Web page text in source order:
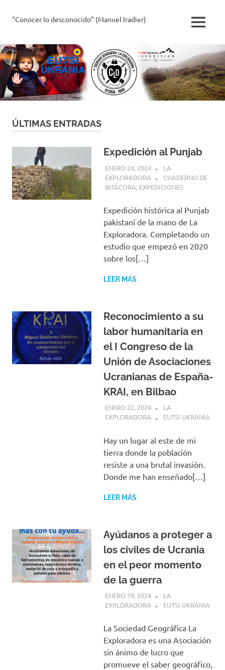
La
Exploradora
"Conocer lo desconocido" (Manuel Iradier)
MENÚ
ÚLTIMAS ENTRADAS
Expedición al Punjab
ENERO 24, 2024
LA
EXPLORADORA
CUADERNO DE
BITÁCORA, EXPEDICIONES
Expedición histórica al Punjab
pakistaní de la mano de La
Exploradora. Completando un
estudio que empezó en 2020
sobre los[…]
LEER MÁS
Reconocimiento a su
labor humanitaria en
el I Congreso de la
Unión de Asociaciones
Ucranianas de España-
KRAI, en Bilbao
ENERO 22, 2024
LA
EXPLORADORA
EUTSI UKRANIA
Hay un lugar al este de mi
tierra donde la población
resiste a una brutal invasión.
Donde me han enseñado[…]
LEER MÁS
Ayúdanos a proteger a
los civiles de Ucrania
en el peor momento
de la guerra
ENERO 19, 2024
LA
EXPLORADORA
EUTSI UKRANIA
La Sociedad Geográfica La
Exploradora es una Asociación
sin ánimo de lucro que
promueve el saber geográfico,